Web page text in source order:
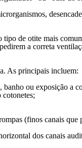
de otite mais
a correta
As principais incluem:
ou exposição a
cotonetes;
(finos canais
dos canais